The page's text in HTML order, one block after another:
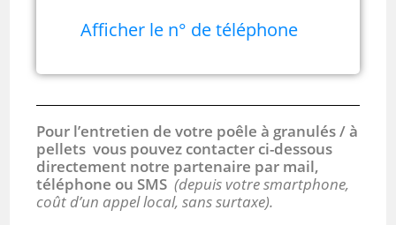
Afficher le n° de téléphone
Pour l’entretien de votre poêle à granulés / à
pellets vous pouvez contacter ci-dessous
directement notre partenaire par mail,
téléphone ou SMS(depuis votre smartphone,
coût d’un appel local, sans surtaxe).